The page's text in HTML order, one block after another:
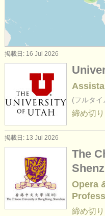
掲載日: 16 Jul 2026
(フルタイ
締め切
掲載日: 13 Jul 2026
The
Opera
締め切